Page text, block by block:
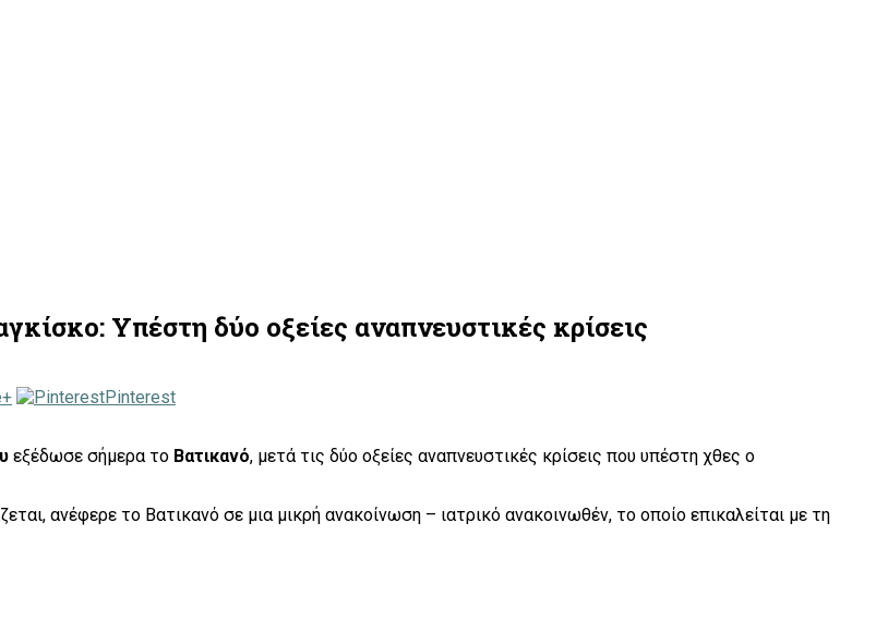
Υπέστη δύο οξείες αναπνευστικές κρίσεις
Pinterest
εξέδωσε σήμερα το Βατικανό, μετά τις δύο οξείες αναπνευστικές κρίσεις που υπέστη χθες ο
ανέφερε το Βατικανό σε μια μικρή ανακοίνωση – ιατρικό ανακοινωθέν, το οποίο επικαλείται με τη